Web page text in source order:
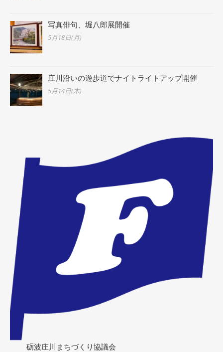
写真俳句、堀八郎展開催
5月18日(月)
庄川沿いの遊歩道でナイトライトアップ開催
5月14日(木)
砺波庄川まちづくり協議会